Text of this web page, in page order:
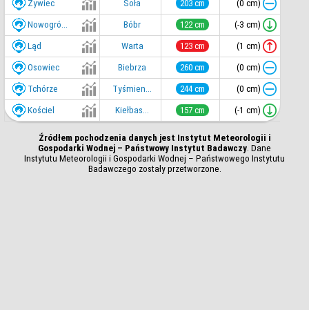
Żywiec Soła 203 cm (0 cm)
Nowogró... Bóbr 122 cm (-3 cm)
Ląd Warta 123 cm (1 cm)
Osowiec Biebrza 260 cm (0 cm)
Tchórze Tyśmien... 244 cm (0 cm)
Kościel Kiełbas... 157 cm (-1 cm)
Źródłem pochodzenia danych jest Instytut Meteorologii i
Gospodarki Wodnej – Państwowy Instytut Badawczy. Dane
Instytutu Meteorologii i Gospodarki Wodnej – Państwowego Instytutu
Badawczego zostały przetworzone.